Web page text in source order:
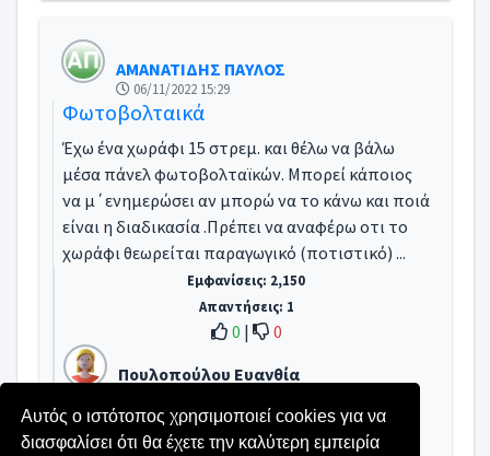
Αυτός ο ιστότοπος χρησιμοποιεί cookies για να
διασφαλίσει ότι θα έχετε την καλύτερη εμπειρία
ΑΜΑΝΑΤΙΔΗΣ ΠΑΥΛΟΣ
06/11/2022 15:29
Φωτοβολταικά
Έχω ένα χωράφι 15 στρεμ. και θέλω να βάλω
μέσα πάνελ φωτοβολταϊκών. Μπορεί κάποιος
να μ΄ενημερώσει αν μπορώ να το κάνω και ποιά
είναι η διαδικασία .Πρέπει να αναφέρω οτι το
χωράφι θεωρείται παραγωγικό (ποτιστικό) ...
Εμφανίσεις: 2,150
Απαντήσεις: 1
0 |
0
Πουλοπούλου Ευανθία
Μεταφορά